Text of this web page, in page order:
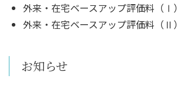
外来・在宅ベースアップ評価料（Ⅰ）
外来・在宅ベースアップ評価料（Ⅱ）
お知らせ